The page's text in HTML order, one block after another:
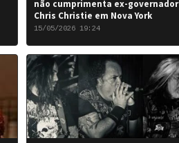
não cumprimenta ex-governador
Chris Christie em Nova York
15/05/2026 19:24